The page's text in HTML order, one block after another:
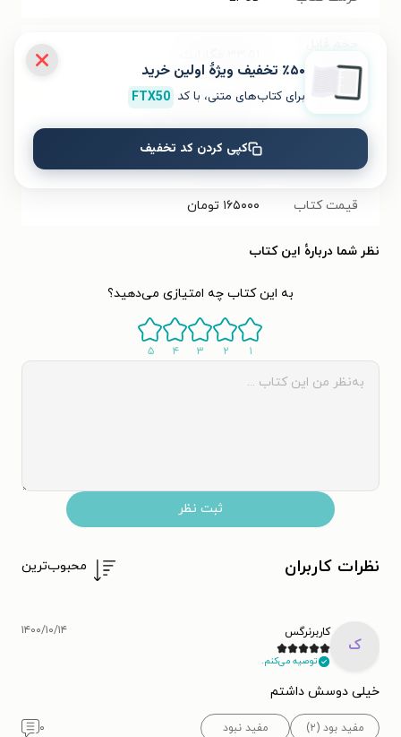
کتاب
شابک ۹۷۸-۶۰۰-۸۱۱۱-۶۲-۷
۳۰۴ صفحه
قیمت کتاب ۱۶۵۰۰۰ تومان
نظر شما دربارهٔ این کتاب
به این کتاب چه امتیازی می‌دهید؟
۱ ۲ ۳ ۴ ۵
ثبت نظر
نظرات کاربران محبوب‌ترین
ک
کاربرنرگس
توصیه می‌کنم.
۱۴۰۰/۱۰/۱۴
خیلی دوسش داشتم
مفید بود (۲) مفید نبود ۰
٪۵۰ تخفیف ویژۀ اولین خرید
برای کتاب‌های متنی، با کد FTX50
کپی کردن کد تخفیف